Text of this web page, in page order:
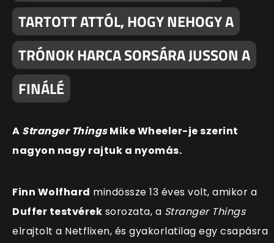
TARTOTT ATTÓL, HOGY NEHOGY A
TRÓNOK HARCA SORSÁRA JUSSON A
FINÁLÉ
A Stranger ThingsMike Wheeler-je szerint
nagyon nagy rajtuk a nyomás.
Finn Wolfhard mindössze 13 éves volt, amikor a
Duffer testvérek sorozata, a Stranger Things
elrajtolt a Netflixen, és gyakorlatilag egy csapásra